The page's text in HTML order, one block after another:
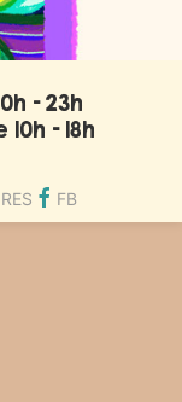
- 23h
- 18h
FB